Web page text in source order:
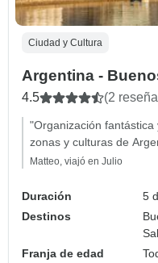
Ciudad y Cultura
Argentina -
4.5 (2
"Organización
zonas y culturas de
Matteo, viajó en Julio
Duración
5
Destinos
Franja de edad